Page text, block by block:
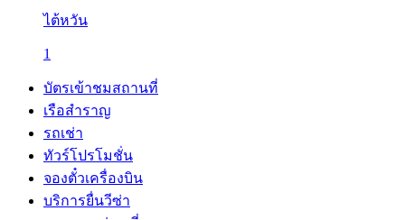
ไต้หวัน
1
บัตรเข้าชมสถานที่
เรือสำราญ
รถเช่า
ทัวร์โปรโมชั่น
จองตั๋วเครื่องบิน
บริการยื่นวีซ่า